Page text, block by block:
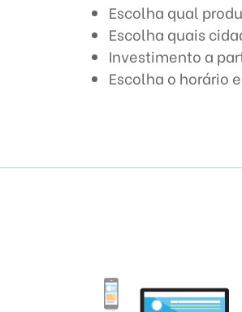
Escolha qual
Escolha quais
Investimento a
Escolha o horário